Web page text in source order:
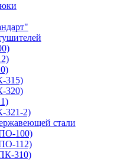
2)
стали
100)
112)
310)